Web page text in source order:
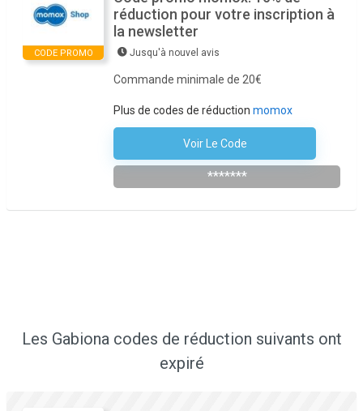
CODE PROMO
réduction pour votre inscription à
la newsletter
Jusqu'à nouvel avis
Commande minimale de 20€
Plus de codes de réduction momox
Voir Le Code
S'abonner À La Newsletter
*******
Les Gabiona codes de réduction suivants ont
expiré